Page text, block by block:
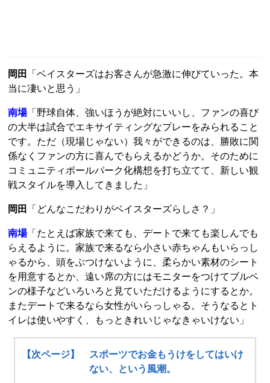
岡田
「ベイスターズはお客さんが急激に伸びていった。本
当に凄いと思う」
南場「野球自体、強いほうが絶対にいいし、ファンの喜び
の大半は試合でエキサイティングなプレーをみられること
です。ただ（現場じゃない）我々ができるのは、勝敗に関
係なくファンの方に喜んでもらえるかどうか。そのために
コミュニティボールパーク化構想を打ち立てて、新しい観
戦スタイルを導入してきました」
岡田 「どんなこだわりがベイスターズらしさ？」
南場「たとえば家族で来ても、デートで来ても楽しんでも
らえるように。家族で来るなら小さい赤ちゃんもいらっし
ゃるから、頭をぶつけないように、柔らかい素材のシート
を用意するとか、遠い席の方にはモニターをつけてブルペ
ンの様子などいろいろと見ていただけるようにするとか。
またデートで来るなら女性がいらっしゃる。そうなるとト
イレは使いやすく、もっときれいじゃなきゃいけない」
【次ページ】 スポーツでお金もうけをしてはいけ
ない、という風潮。